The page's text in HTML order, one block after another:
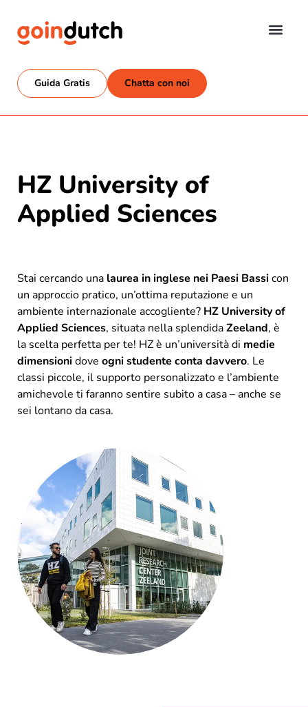
Guida Gratis Chatta con noi
HZ University of
Applied Sciences
Stai cercando una laurea in inglese nei Paesi Bassicon
un approccio pratico, un’ottima reputazione e un
ambiente internazionale accogliente? HZ University of
Applied Sciences, situata nella splendidaZeeland, è
la scelta perfetta per te! HZ è un’università di medie
dimensionidove ogni studente conta davvero. Le
classi piccole, il supporto personalizzato e l’ambiente
amichevole ti faranno sentire subito a casa – anche se
sei lontano da casa.